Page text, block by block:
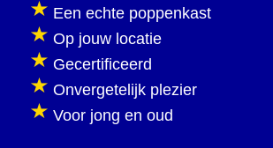
Een echte poppenkast
Op jouw locatie
Gecertificeerd
Onvergetelijk plezier
Voor jong en oud